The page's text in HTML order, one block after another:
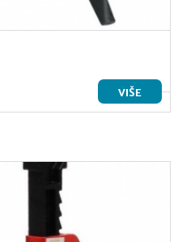
VIŠE